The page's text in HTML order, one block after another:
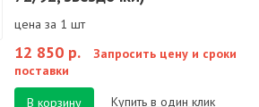
цена за 1 шт
12 850 р.
Запросить цену и сроки
поставки
В корзину
Купить в один клик